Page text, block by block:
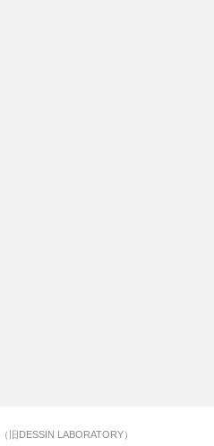
旧DESSIN LABORATORY）